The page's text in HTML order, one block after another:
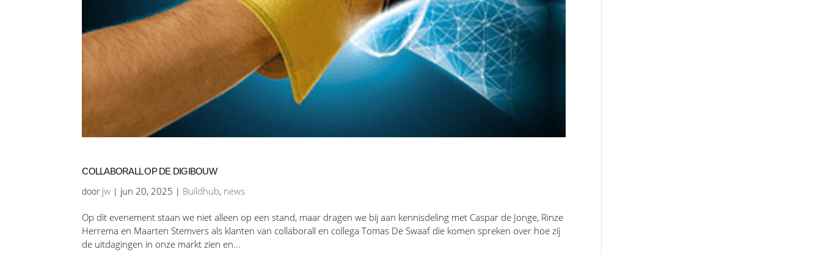
COLLABORALL OP DE DIGIBOUW
door jw | jun 20, 2025 | Buildhub, news
Op dit evenement staan we niet alleen op een stand, maar dragen we bij aan kennisdeling met Caspar de Jonge, Rinze
Herrema en Maarten Stemvers als klanten van collaborall en collega Tomas De Swaaf die komen spreken over hoe zij
de uitdagingen in onze markt zien en...